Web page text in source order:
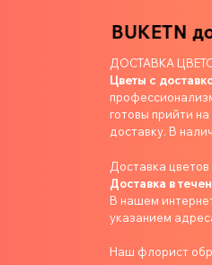
BUKETN
ДОСТАВКА
Цветы с
готовы прийти
доставку. В
Доставка
Доставка в
В нашем
указанием
Наш флорист